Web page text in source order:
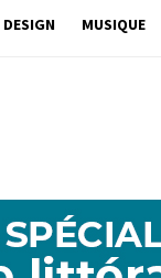
DESIGN MUSIQUE